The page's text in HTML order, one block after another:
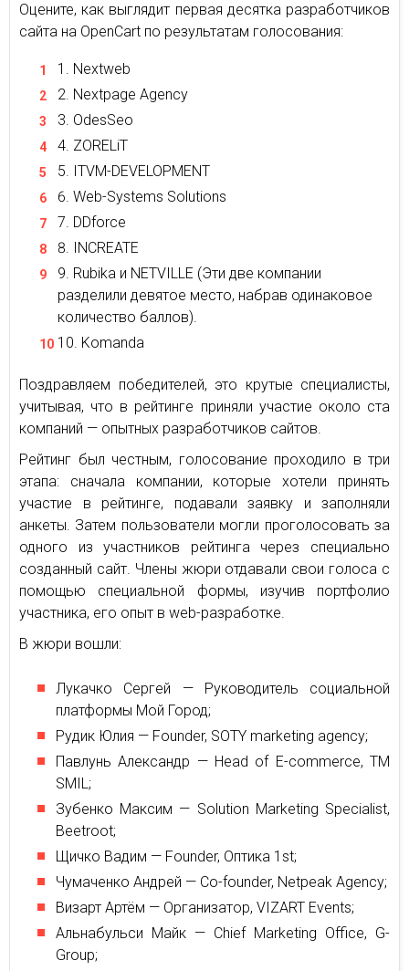
Оцените, как выглядит первая десятка разработчиков
сайта на OpenCart по результатам голосования:
Nextweb
Nextpage Agency
OdesSeo
ZORELiT
ITVM-DEVELOPMENT
Web-Systems Solutions
DDforce
INCREATE
Rubika и NETVILLE (Эти две компании
разделили девятое место, набрав одинаковое
количество баллов).
Komanda
Поздравляем победителей, это крутые специалисты,
учитывая, что в рейтинге приняли участие около ста
компаний — опытных разработчиков сайтов.
Рейтинг был честным, голосование проходило в три
этапа: сначала компании, которые хотели принять
участие в рейтинге, подавали заявку и заполняли
анкеты. Затем пользователи могли проголосовать за
одного из участников рейтинга через специально
созданный сайт. Члены жюри отдавали свои голоса с
помощью специальной формы, изучив портфолио
участника, его опыт в web-разработке.
В жюри вошли:
Лукачко Сергей — Руководитель социальной
платформы Мой Город;
Рудик Юлия — Founder, SOTY marketing agency;
Павлунь Александр — Head of E-commerce, ТМ
SMIL;
Зубенко Максим — Solution Marketing Specialist,
Beetroot;
Щичко Вадим — Founder, Оптика 1st;
Чумаченко Андрей — Co-founder, Netpeak Agency;
Визарт Артём — Организатор, VIZART Events;
Альнабульси Майк — Chief Marketing Office, G-
Group;